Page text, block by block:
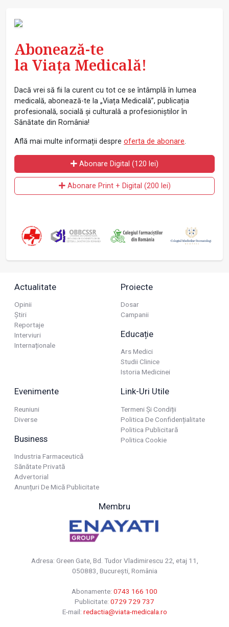
Abonează-te
la Viața Medicală!
Dacă vrei să fii la curent cu tot ce se întâmplă în lumea
medicală, abonează-te la „Viața Medicală”, publicația
profesională, socială și culturală a profesioniștilor în
Sănătate din România!
Află mai multe informații despre oferta de abonare.
Abonare Digital (120 lei)
Abonare Print + Digital (200 lei)
Actualitate
Opinii
Știri
Reportaje
Interviuri
Internaționale
Proiecte
Dosar
Campanii
Educație
Ars Medici
Studii Clinice
Istoria Medicinei
Evenimente
Reuniuni
Diverse
Business
Industria Farmaceutică
Sănătate Privată
Advertorial
Anunțuri De Mică Publicitate
Link-Uri Utile
Termeni Și Condiții
Politica De Confidențialitate
Politica Publicitară
Politica Cookie
Membru
Adresa: Green Gate, Bd. Tudor Vladimirescu 22, etaj 11,
050883, Bucureşti, România
Abonamente: 0743 166 100
Publicitate: 0729 729 737
E-mail: redactia@viata-medicala.ro